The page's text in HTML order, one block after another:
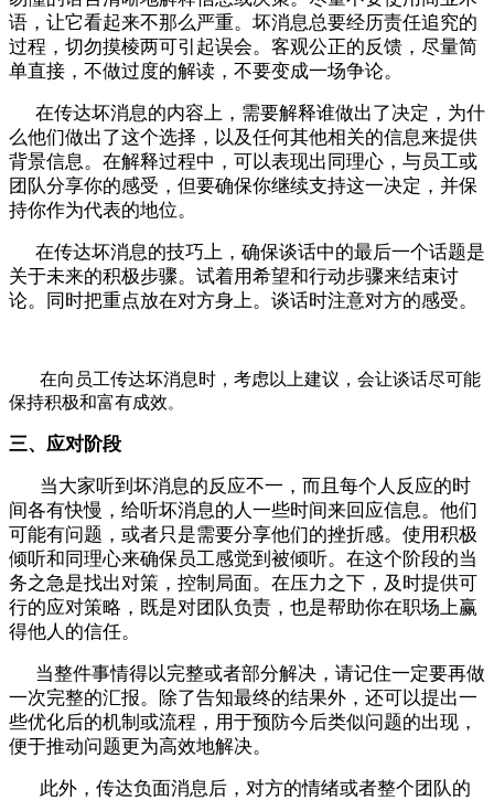
语，让它看起来不那么严重。坏消息总要经历责任追究的
过程，切勿摸棱两可引起误会。客观公正的反馈，尽量简
单直接，不做过度的解读，不要变成一场争论。
在传达坏消息的内容上， 需要解释谁做出了决定，为什
么他们做出了这个选择，以及任何其他相关的信息来提供
背景信息。在解释过程中，可以表现出同理心，与员工或
团队分享你的感受，但要确保你继续支持这一决定，并保
持你作为代表的地位。
在传达坏消息的技巧上， 确保谈话中的最后一个话题是
关于未来的积极步骤。试着用希望和行动步骤来结束讨
论。
同时把重点放在对方身上。 谈话时注意对方的感受。
在向员工传达坏消息时，考虑以 上建议， 会让谈话尽可能
保持积极和富有成效 。
三、应对阶段
当大家听到坏消息的反应不一，而且每个人反应的时
间各有快慢，给听坏消息的人一些时间来回应信息。他们
可能有问题，或者只是需要分享他们的挫折感。使用积极
倾听和同理心来确保员工感觉到被倾听。在这个阶段的当
务之急是找出对策，控制局面。在压力之下，及时提供可
行的应对策略，既是对团队负责，也是帮助你在职场上赢
得他人的信任。
当整件事情得以完整或者部分解决，请记住一定要再做
一次完整的汇报。除了告知最终的结果外，还可以提出一
些优化后的机制或流程，用于预防今后类似问题的出现，
便于推动问题更为高效地解决。
此外，传达负面消息后，对方的情绪或者整个团队的